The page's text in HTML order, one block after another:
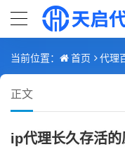
当前位置： 首页 代理
正文
ip代理长久存活